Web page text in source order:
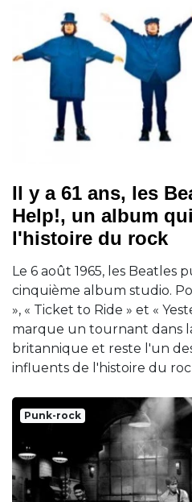
Il y a 61 ans, les
Help!, un album
l'histoire du rock
Le 6 août 1965, les Beatles
cinquième album studio.
», « Ticket to Ride » et «
marque un tournant dans
britannique et reste l'un
influents de l'histoire du
Punk-rock